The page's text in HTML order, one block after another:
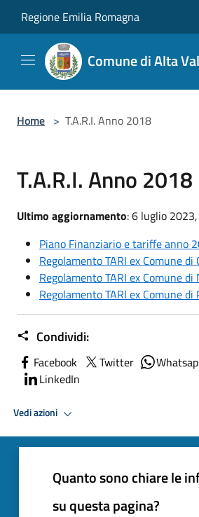
Regione Emilia Romagna
Comune di Alta
Home > T.A.R.I. Anno 2018
T.A.R.I. Anno 2018
Ultimo aggiornamento: 6 luglio
Piano Finanziario e tariffe anno
Regolamento TARI ex Comune di
Regolamento TARI ex Comune di
Regolamento TARI ex Comune di
Condividi:
Facebook Twitter
LinkedIn
Vedi azioni
Quanto sono chiare le
su questa pagina?